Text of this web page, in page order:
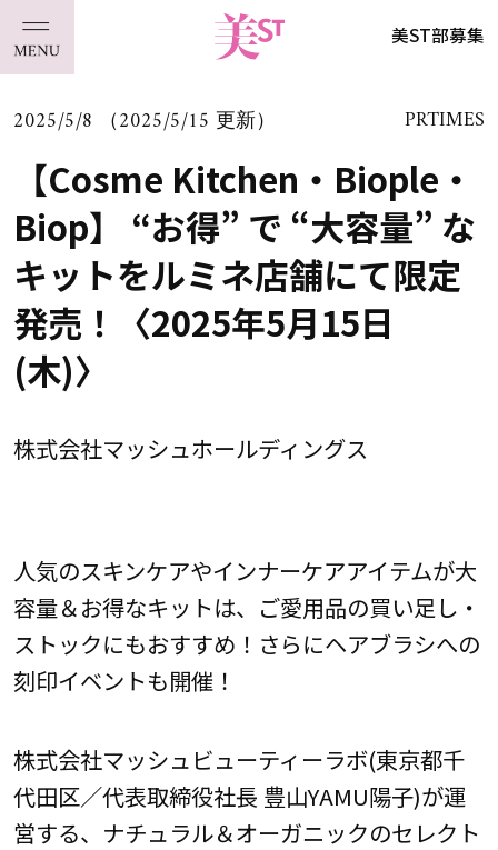
美ST部募集
2025/5/8 （2025/5/15 更新） PRTIMES
【Cosme Kitchen・Biople・
Biop】 “お得” で “大容量” な
キットをルミネ店舗にて限定
発売！〈2025年5月15日
(木)〉
株式会社マッシュホールディングス
人気のスキンケアやインナーケアアイテムが大
容量＆お得なキットは、ご愛用品の買い足し・
ストックにもおすすめ！さらにヘアブラシへの
刻印イベントも開催！
株式会社マッシュビューティーラボ(東京都千
代田区／代表取締役社長 豊山YAMU陽子)が運
営する、ナチュラル＆オーガニックのセレクト